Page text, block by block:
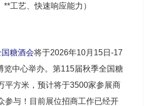
**工艺、快速响应能力）
国糖酒会将于2026年10月15日-17
览中心举办。第115届秋季全国糖
平方米，预计将于3500家参展商
参与！目前展位招商工作已经开